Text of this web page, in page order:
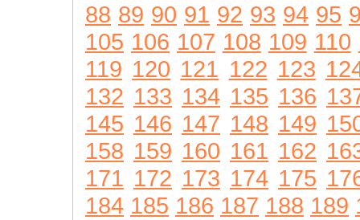
88 89 90 91 92 93 94 95
105 106 107 108 109 110
119 120 121 122 123
132 133 134 135 136
145 146 147 148 149
158 159 160 161 162
171 172 173 174 175
184 185 186 187 188 189